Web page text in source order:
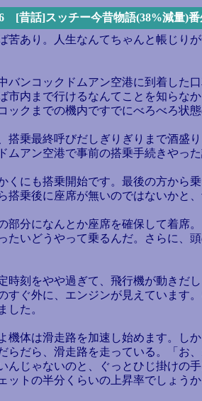
[昔話]スッチー今昔物語(38%減量)
苦あり。人生なんてちゃんと帳じり
バンコックドムアン空港に到着した
市内まで行けるなんてことを知らな
ックまでの機内ですでにべろべろ状
搭乗最終呼びだしぎりぎりまで酒盛
ムアン空港で事前の搭乗手続きやった
くにも搭乗開始です。最後の方から
搭乗後に座席が無いのではないかと、
部分になんとか座席を確保して着席
たいどうやって乗るんだ。さらに、
時刻をやや過ぎて、飛行機が動きだ
すぐ外に、エンジンが見えています
した。
機体は滑走路を加速し始めます。し
らだら、滑走路を走っている。「お
んじゃないのと、ぐっとひじ掛けの
ットの半分くらいの上昇率でしょう